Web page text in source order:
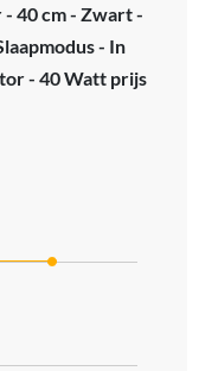
40 cm - Zwart -
- In
- 40 Watt prijs
Data ranges from 36.95